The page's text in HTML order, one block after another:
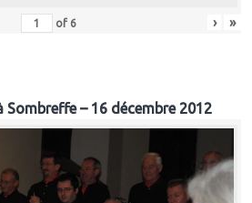
of 6 › »
Sombreffe – 16 décembre 2012